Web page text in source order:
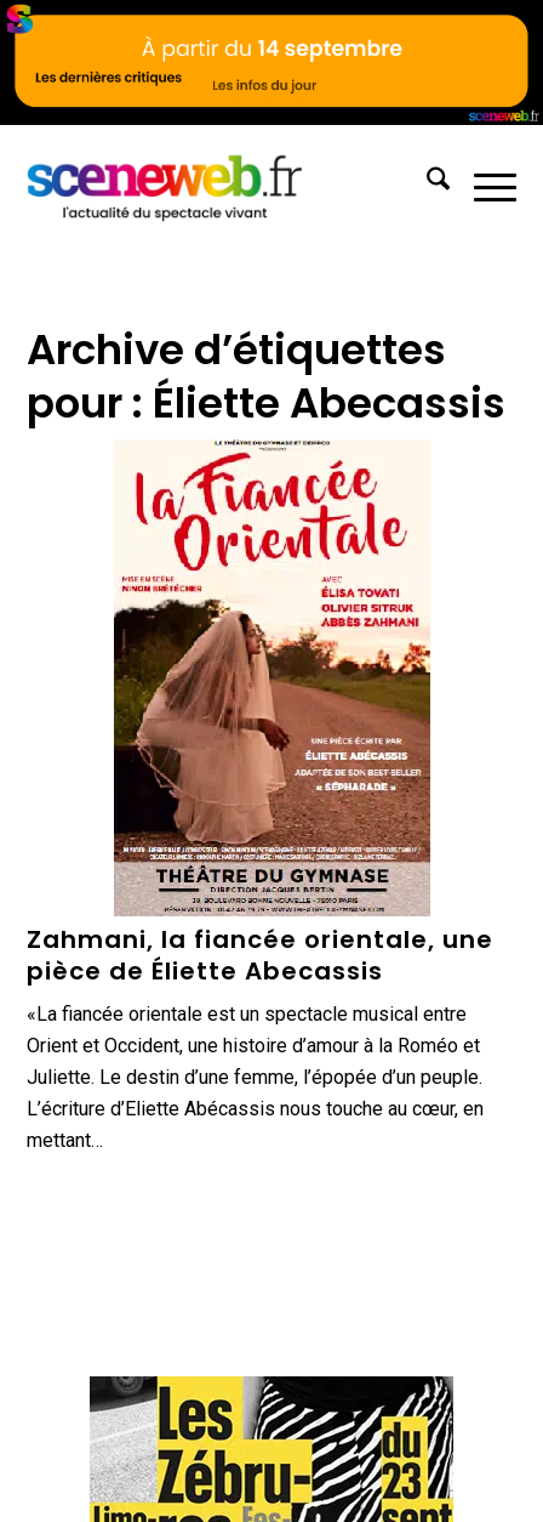
Archive d’étiquettes
pour : Éliette Abecassis
Zahmani, la fiancée orientale, une
pièce de Éliette Abecassis
«La fiancée orientale est un spectacle musical entre
Orient et Occident, une histoire d’amour à la Roméo et
Juliette. Le destin d’une femme, l’épopée d’un peuple.
L’écriture d’Eliette Abécassis nous touche au cœur, en
mettant…